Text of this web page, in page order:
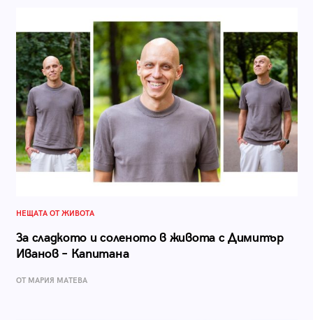
НЕЩАТА ОТ ЖИВОТА
За сладкото и соленото в живота с Димитър
Иванов – Капитана
ОТ МАРИЯ МАТЕВА